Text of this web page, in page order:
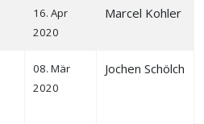
16. Apr
2020
Marcel Kohler
08. Mär
2020
Jochen Schölch